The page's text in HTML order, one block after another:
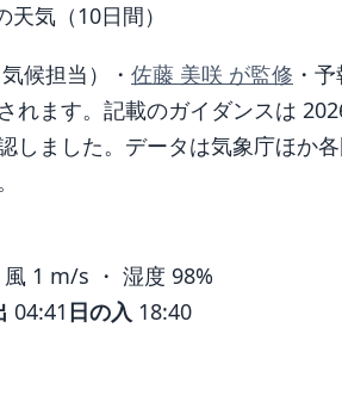
天気（10日間）
候担当） ・ 佐藤 美咲 が監修 ・ 予
れます。記載のガイダンスは
しました。データは気象庁ほか
1 m/s ・ 湿度 98%
04:41 日の入 18:40